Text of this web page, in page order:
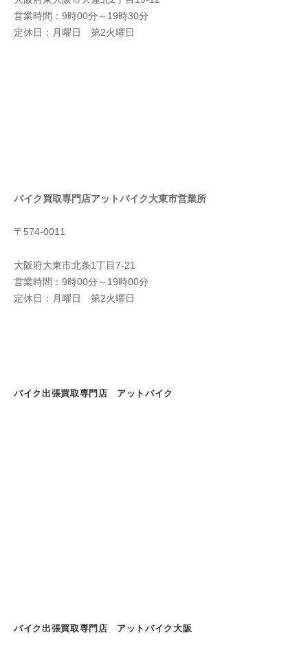
営業時間：9時00分～19時30分
定休日：月曜日 第2火曜日
バイク買取専門店アットバイク大東市営業所
〒574-0011
大阪府大東市北条1丁目7-21
営業時間：9時00分～19時00分
定休日：月曜日 第2火曜日
バイク出張買取専門店 アットバイク
バイク出張買取専門店 アットバイク大阪